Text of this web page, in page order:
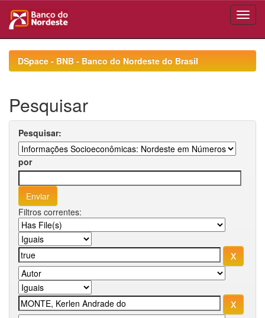
navigationDSpace - BNB - Banco do Nordeste do Brasil
Pesquisar
Pesquisar:
por
Filtros correntes: